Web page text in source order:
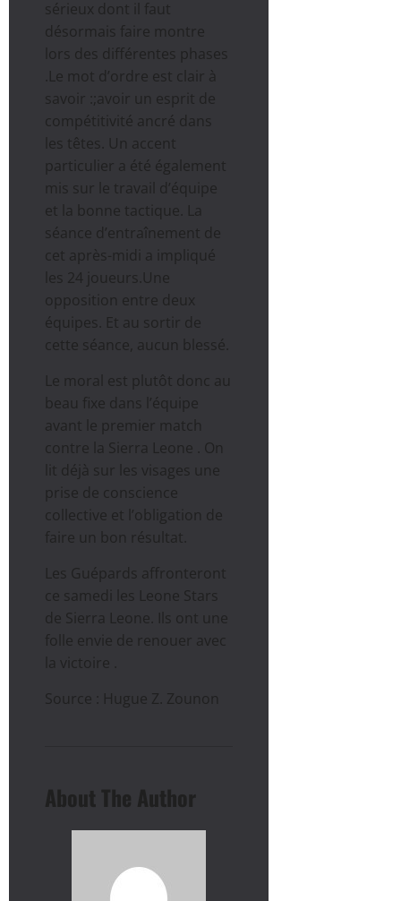
sérieux dont il faut
désormais faire montre
lors des différentes phases
.Le mot d’ordre est clair à
savoir :;avoir un esprit de
compétitivité ancré dans
les têtes. Un accent
particulier a été également
mis sur le travail d’équipe
et la bonne tactique. La
séance d’entraînement de
cet après-midi a impliqué
les 24 joueurs.Une
opposition entre deux
équipes. Et au sortir de
cette séance, aucun blessé.
Le moral est plutôt donc au
beau fixe dans l’équipe
avant le premier match
contre la Sierra Leone . On
lit déjà sur les visages une
prise de conscience
collective et l’obligation de
faire un bon résultat.
Les Guépards affronteront
ce samedi les Leone Stars
de Sierra Leone. Ils ont une
folle envie de renouer avec
la victoire .
Source : Hugue Z. Zounon
About The Author